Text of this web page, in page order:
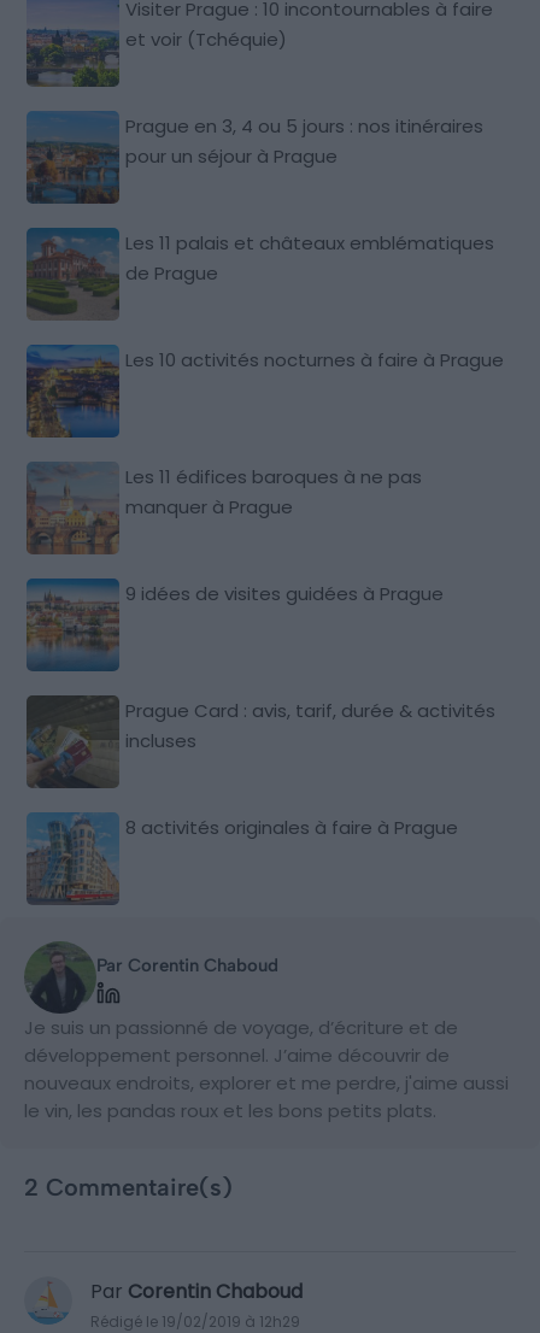
Visiter Prague : 10 incontournables à faire
et voir (Tchéquie)
Prague en 3, 4 ou 5 jours : nos itinéraires
pour un séjour à Prague
Les 11 palais et châteaux emblématiques
de Prague
Les 10 activités nocturnes à faire à Prague
Les 11 édifices baroques à ne pas
manquer à Prague
9 idées de visites guidées à Prague
Prague Card : avis, tarif, durée & activités
incluses
8 activités originales à faire à Prague
Par Corentin Chaboud
Je suis un passionné de voyage, d’écriture et de
développement personnel. J’aime découvrir de
nouveaux endroits, explorer et me perdre, j'aime aussi
le vin, les pandas roux et les bons petits plats.
2 Commentaire(s)
Par Corentin Chaboud
Rédigé le 19/02/2019 à 12h29